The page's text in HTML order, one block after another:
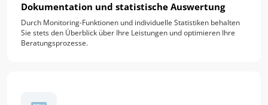
Dokumentation und statistische Auswertung
Durch Monitoring-Funktionen und individuelle Statistiken behalten
Sie stets den Überblick über Ihre Leistungen und optimieren Ihre
Beratungsprozesse.